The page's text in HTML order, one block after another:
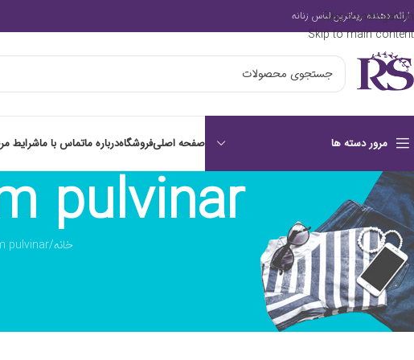
Skip to navigation
Skip to main content
ارائه دهنده زیباترین لباس زنانه
مرور دسته ها صفحه اصلیفروشگاهدرباره ماتماس با ماشرایط
pulvinar
خانه/
pulvinar